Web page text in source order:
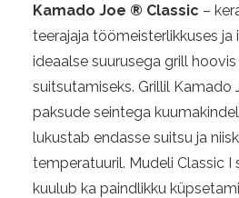
Kamado Joe ® Classic –
teerajaja töömeisterlikkuses ja
ideaalse suurusega grill
suitsutamiseks. Grillil Kamado
paksude seintega
lukustab endasse suitsu ja
temperatuuril. Mudeli Classic
kuulub ka paindlikku